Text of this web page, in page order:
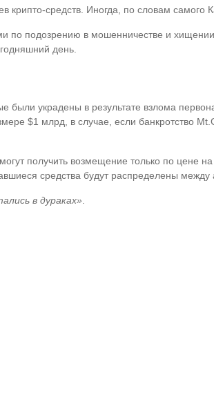
средств. Иногда, по словам самого
по подозрению в мошенничестве и
день.
были украдены в результате взлома
$1 млрд, в случае, если банкротство
получить возмещение только по цене
средства будут распределены
в дураках»